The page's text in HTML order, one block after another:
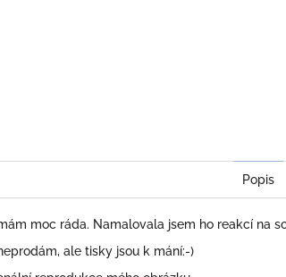
Popis
moc ráda. Namalovala jsem ho reakcí na
ale tisky jsou k mání:-)